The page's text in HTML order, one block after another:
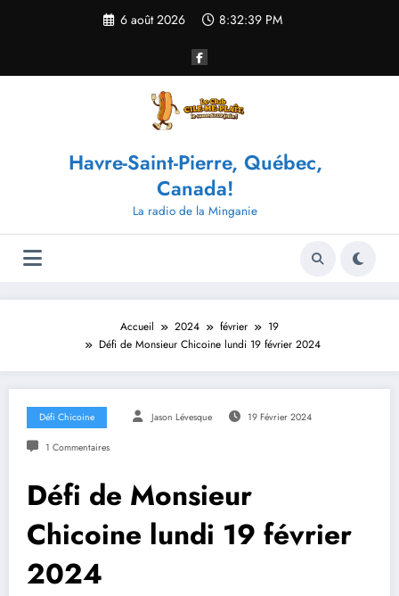
6 août 2026 8:32:40 PM
Havre-Saint-Pierre, Québec,
Canada!
La radio de la Minganie
Accueil 2024 février
19
Défi de Monsieur Chicoine lundi 19 février 2024
Défi Chicoine Jason Lévesque 19 Février 2024
1 Commentaires
Défi de Monsieur
Chicoine lundi 19 février
2024